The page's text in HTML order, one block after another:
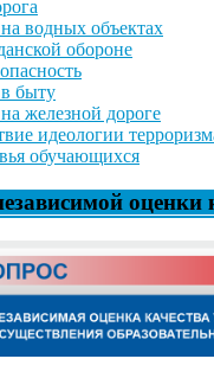
водных объектах
обороне
в быту
железной дороге
идеологии
обучающихся
оценки